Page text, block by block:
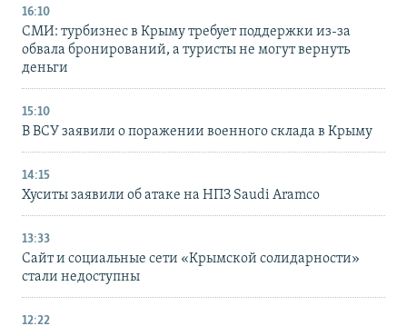
16:10
СМИ: турбизнес в Крыму требует поддержки из-за
обвала бронирований, а туристы не могут вернуть
деньги
15:10
В ВСУ заявили о поражении военного склада в Крыму
14:15
Хуситы заявили об атаке на НПЗ Saudi Aramco
13:33
Сайт и социальные сети «Крымской солидарности»
стали недоступны
12:22